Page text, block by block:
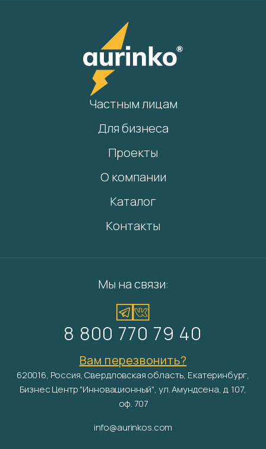
Частным лицам
Для бизнеса
Проекты
О компании
Каталог
Контакты
Мы на связи:
8 800 770 79 40
Вам перезвонить?
620016, Россия, Свердловская область, Екатеринбург,
Бизнес Центр "Инновационный", ул. Амундсена, д. 107,
оф. 707
info@aurinkos.com